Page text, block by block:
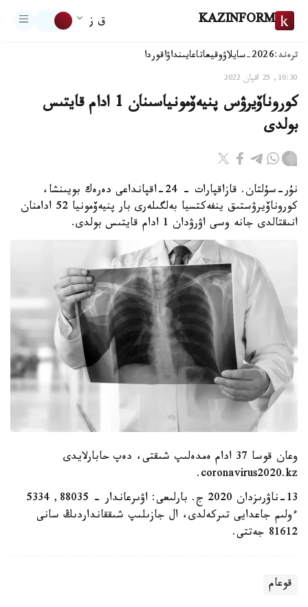
KAZINFORM ق ز
ترەند:2026-سايلاۋ وقيعاتاعايىنداۋاقوردا
10:30, 25 اقپان 2022
كوروناۆيرۋس پنيەۆمونياسىنان 1 ادام قايتىس
بولدى
نۇر-سۇلتان. قازاقپارات – 24-اقپانداعى دەرەك بويىنشا،
كوروناۆيرۋستىق ينفەكتسيا بەلگىلەرى بار پنيەۆمونيا 52 ادامنان
انىقتالدى جانە وسى اۋرۋدان 1 ادام قايتىس بولدى.
وعان قوسا 37 ادام ەمدەلىپ شىقتى، دەپ حابارلايدى
coronavirus2020.kz.
13-ناۋرىزدان 2020 ج. بارلىعى: اۋىرعاندار - 88035, 5334
ءولىم جاعدايى تىركەلدى، ال جازىلىپ شىققانداردىڭ سانى
81612 جەتتى.
قوعام